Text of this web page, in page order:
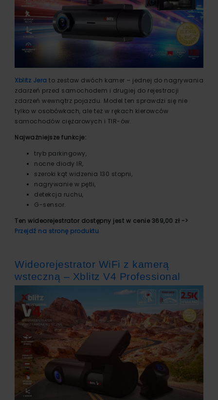
Xblitz Jera to zestaw dwóch kamer – jednej do nagrywania
zdarzeń przed samochodem i drugiej do rejestracji
zdarzeń wewnątrz pojazdu. Model ten sprawdzi się nie
tylko w osobówkach, ale też w rękach kierowców
samochodów ciężarowych i TIR-ów.
Najważniejsze funkcje:
tryb parkingowy,
nocne diody IR,
szeroki kąt widzenia 130 stopni,
nagrywanie w pętli,
detekcja ruchu,
G-sensor.
Ten wideorejestrator dostępny jest w cenie 369,00 zł ->
Przejdź na stronę produktu
Wideorejestrator WiFi z kamerą
wsteczną – Xblitz V4 Professional